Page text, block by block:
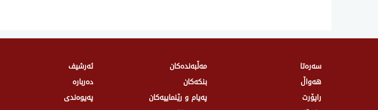
سەرەتا
هەواڵ
راپۆرت
مەڵبەندەکان
بنکەکان
پەیام و رێنماییەکان
ئەرشیف
دەربارە
پەیوەندی